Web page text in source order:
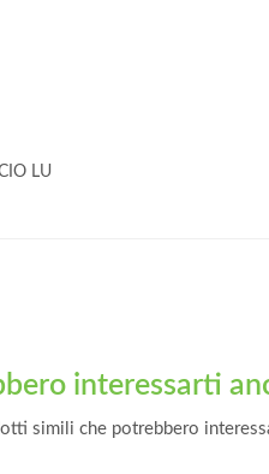
LU
interessarti
simili che potrebbero